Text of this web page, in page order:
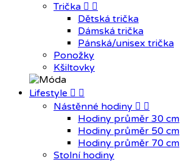
Trička  
Dětská trička
Dámská trička
Pánská/unisex trička
Ponožky
Kšiltovky
Lifestyle  
Nástěnné hodiny  
Hodiny průměr 30 cm
Hodiny průměr 50 cm
Hodiny průměr 70 cm
Stolní hodiny